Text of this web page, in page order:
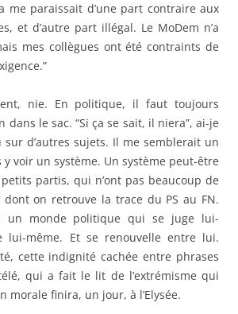
me paraissait d’une part contraire aux
et d’autre part illégal. Le MoDem n’a
mes collègues ont été contraints de
nie. En politique, il faut toujours
dans le sac. “Si ça se sait, il niera”, ai-je
d’autres sujets. Il me semblerait un
voir un système. Un système peut-être
partis, qui n’ont pas beaucoup de
dont on retrouve la trace du PS au FN.
un monde politique qui se juge lui-
lui-même. Et se renouvelle entre lui.
cette indignité cachée entre phrases
qui a fait le lit de l’extrémisme qui
morale finira, un jour, à l’Elysée.